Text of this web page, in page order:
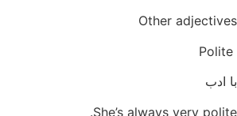
Other adjectives
با ادب
She’s always very polite.